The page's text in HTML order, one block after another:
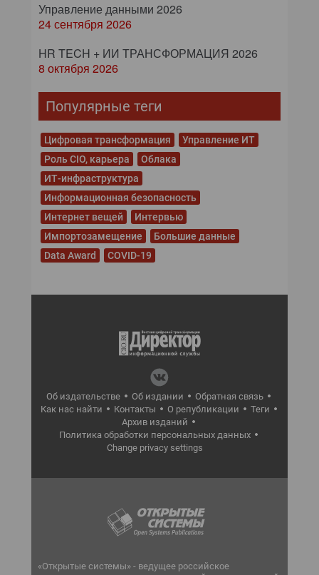
Управление данными 2026
24 сентября 2026
HR TECH + ИИ ТРАНСФОРМАЦИЯ 2026
8 октября 2026
Популярные теги
Цифровая трансформация
Управление ИТ
Роль CIO, карьера
Облака
ИТ-инфраструктура
Информационная безопасность
Интернет вещей
Интервью
Импортозамещение
Большие данные
Data Award
COVID-19
Об издательстве Об издании
Обратная связь
Как нас найти
Контакты О републикации
Теги
Архив изданий
Политика обработки персональных данных
Change privacy settings
«Открытые системы» - ведущее российское